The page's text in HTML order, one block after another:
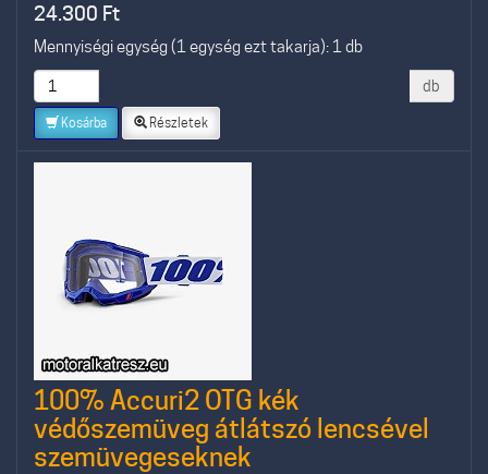
24.300 Ft
Mennyiségi egység (1 egység ezt takarja): 1 db
db
Kosárba Részletek
100% Accuri2 OTG kék
védőszemüveg átlátszó lencsével
szemüvegeseknek